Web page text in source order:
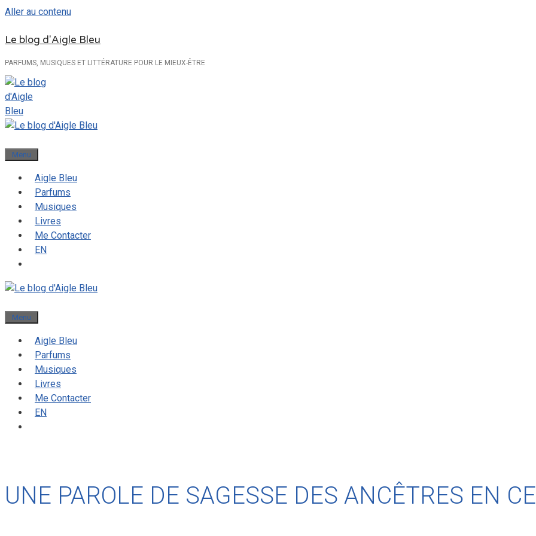
Aller au contenu
Le blog d'Aigle Bleu
PARFUMS, MUSIQUES ET LITTÉRATURE POUR LE MIEUX-ÊTRE
Menu
Aigle Bleu
Parfums
Musiques
Livres
Me Contacter
EN
Menu
Aigle Bleu
Parfums
Musiques
Livres
Me Contacter
EN
UNE PAROLE DE SAGESSE DES ANCÊTRES EN